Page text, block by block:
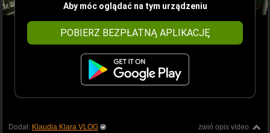
Aby móc oglądać na tym urządzeniu
POBIERZ BEZPŁATNĄ APLIKACJĘ
zwiń opis video
Dodał: Klaudia Klara VLOG